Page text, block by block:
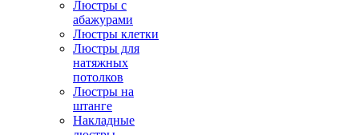
Люстры с
абажурами
Люстры клетки
Люстры для
натяжных
потолков
Люстры на
штанге
Накладные